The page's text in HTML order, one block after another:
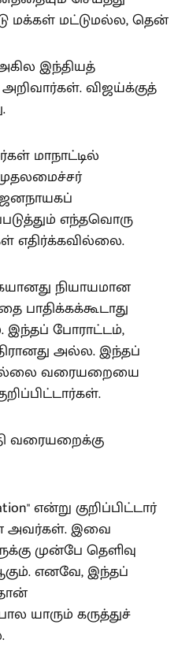
மக்கள் மட்டுமல்ல, தென்
இந்தியத்
விஜய்க்குத்
மாநாட்டில்
எந்தவொரு
எதிர்க்கவில்லை.
நியாயமான
பாதிக்கக்கூடாது
போராட்டம்,
அல்ல. இந்தப்
வரையறையை
வரையறைக்கு
என்று குறிப்பிட்டார்
அவர்கள். இவை
முன்பே தெளிவு
எனவே, இந்தப்
யாரும் கருத்துச்